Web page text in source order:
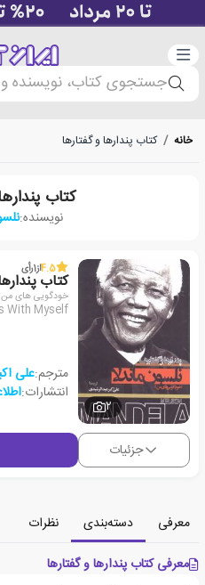
دسته‌بندی
جستجوی کتاب، نویسنده
خانه / کتاب پندارها و گفتارها
کتاب
نویسنده:
2
4.5از1رأی
کتاب
خودگویی های من
With Myself
مترجم:علی
انتشارات:
جزئیات
معرفی دسته‌بندی
نظرات
معرفی کتاب پندارها و گفتارها